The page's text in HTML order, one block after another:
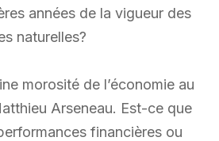
années de la vigueur des
naturelles?
morosité de l’économie au
Arseneau. Est-ce que
financières ou